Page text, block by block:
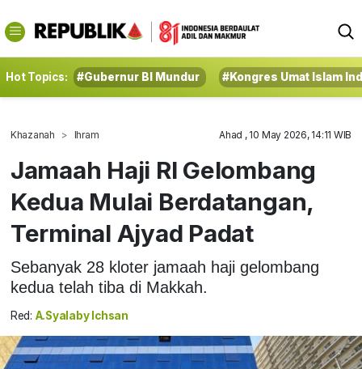
Hot Topics: #Gubernur BI Mundur #Kongres Umat Islam
Khazanah Ihram Ahad , 10 May 2026, 14:11 WIB
Jamaah Haji RI Gelombang
Kedua Mulai Berdatangan,
Terminal Ajyad Padat
Sebanyak 28 kloter jamaah haji gelombang
kedua telah tiba di Makkah.
Red: A.Syalaby Ichsan